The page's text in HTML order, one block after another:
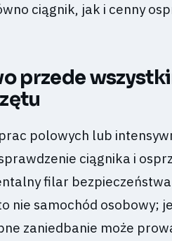
ciągnik, jak i cenny
przede
polowych lub
ciągnika i
filar bezpieczeństwa
nie samochód osobowy;
zaniedbanie może